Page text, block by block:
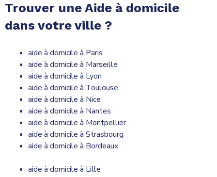
Trouver une Aide à domicile
dans votre ville ?
aide à domicile à Paris
aide à domicile à Marseille
aide à domicile à Lyon
aide à domicile à Toulouse
aide à domicile à Nice
aide à domicile à Nantes
aide à domicile à Montpellier
aide à domicile à Strasbourg
aide à domicile à Bordeaux
aide à domicile à Lille